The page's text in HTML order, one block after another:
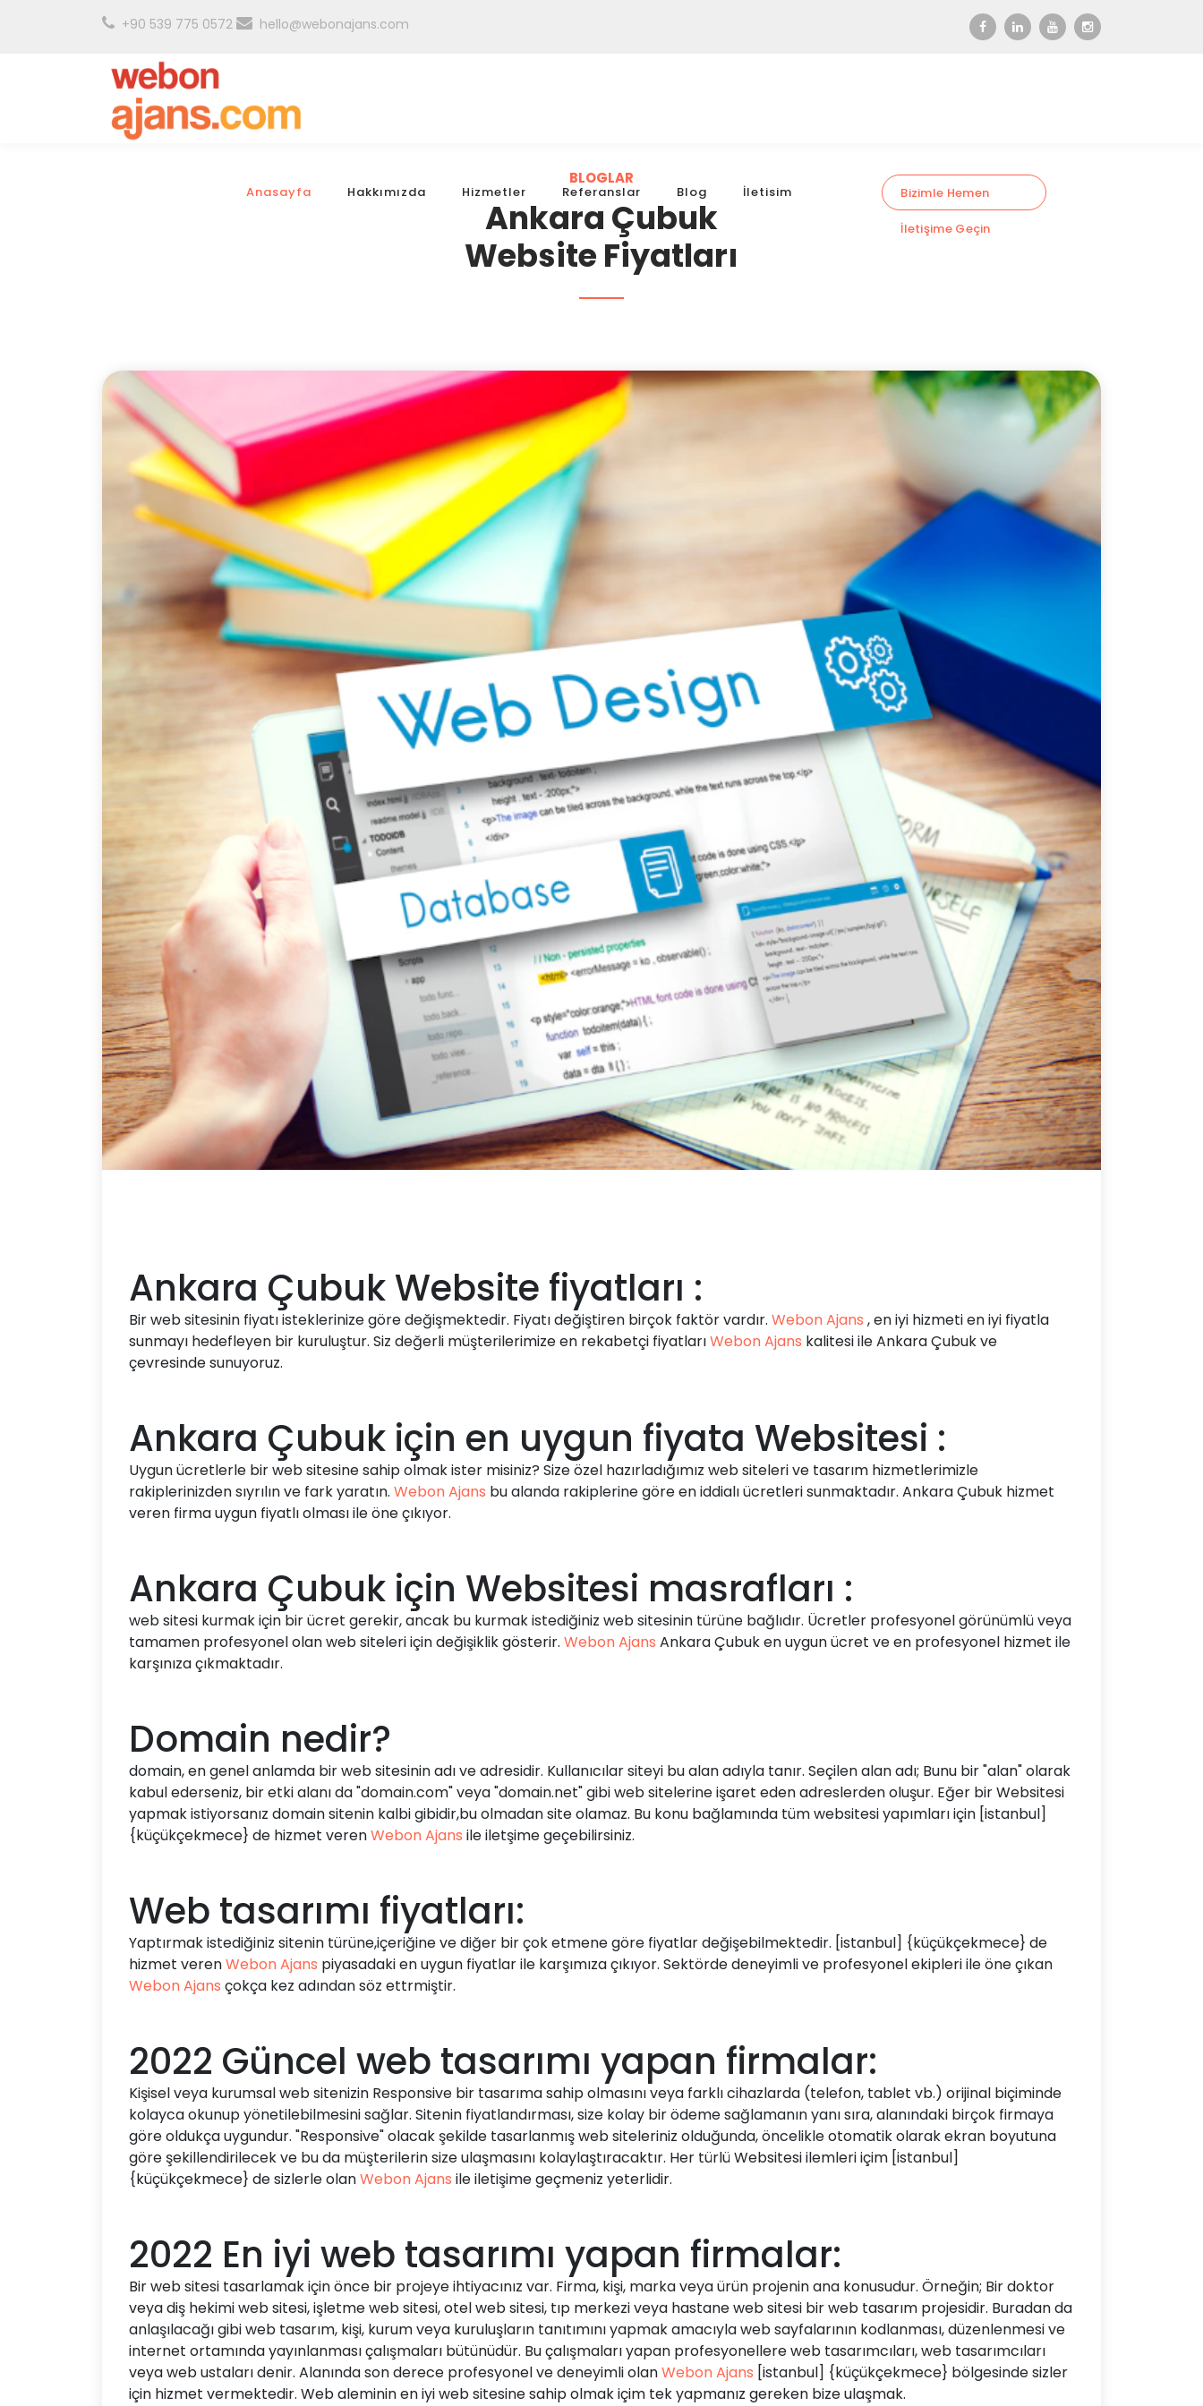
+90 539 775 0572 hello@webonajans.com
Anasayfa Hakkımızda Hizmetler Referanslar Blog İletisim Bizimle Hemen
İletişime Geçin
BLOGLAR
Ankara Çubuk
Website Fiyatları
Ankara Çubuk Website fiyatları :
Bir web sitesinin fiyatı isteklerinize göre değişmektedir. Fiyatı değiştiren birçok faktör vardır. Webon Ajans , en iyi hizmeti en iyi fiyatla
sunmayı hedefleyen bir kuruluştur. Siz değerli müşterilerimize en rekabetçi fiyatlarıWebon Ajans kalitesi ile Ankara Çubuk ve
çevresinde sunuyoruz.
Ankara Çubuk için en uygun fiyata Websitesi :
Uygun ücretlerle bir web sitesine sahip olmak ister misiniz? Size özel hazırladığımız web siteleri ve tasarım hizmetlerimizle
rakiplerinizden sıyrılın ve fark yaratın. Webon Ajans bu alanda rakiplerine göre en iddialı ücretleri sunmaktadır. Ankara Çubuk hizmet
veren firma uygun fiyatlı olması ile öne çıkıyor.
Ankara Çubuk için Websitesi masrafları :
web sitesi kurmak için bir ücret gerekir, ancak bu kurmak istediğiniz web sitesinin türüne bağlıdır. Ücretler profesyonel görünümlü veya
tamamen profesyonel olan web siteleri için değişiklik gösterir. Webon Ajans Ankara Çubuk en uygun ücret ve en profesyonel hizmet ile
karşınıza çıkmaktadır.
Domain nedir?
domain, en genel anlamda bir web sitesinin adı ve adresidir. Kullanıcılar siteyi bu alan adıyla tanır. Seçilen alan adı; Bunu bir "alan" olarak
kabul ederseniz, bir etki alanı da "domain.com" veya "domain.net" gibi web sitelerine işaret eden adreslerden oluşur. Eğer bir Websitesi
yapmak istiyorsanız domain sitenin kalbi gibidir,bu olmadan site olamaz. Bu konu bağlamında tüm websitesi yapımları için [istanbul]
{küçükçekmece} de hizmet verenWebon Ajans ile iletşime geçebilirsiniz.
Web tasarımı fiyatları:
Yaptırmak istediğiniz sitenin türüne,içeriğine ve diğer bir çok etmene göre fiyatlar değişebilmektedir. [istanbul] {küçükçekmece} de
hizmet verenWebon Ajans piyasadaki en uygun fiyatlar ile karşımıza çıkıyor. Sektörde deneyimli ve profesyonel ekipleri ile öne çıkan
Webon Ajans çokça kez adından söz ettrmiştir.
2022 Güncel web tasarımı yapan firmalar:
Kişisel veya kurumsal web sitenizin Responsive bir tasarıma sahip olmasını veya farklı cihazlarda (telefon, tablet vb.) orijinal biçiminde
kolayca okunup yönetilebilmesini sağlar. Sitenin fiyatlandırması, size kolay bir ödeme sağlamanın yanı sıra, alanındaki birçok firmaya
göre oldukça uygundur. "Responsive" olacak şekilde tasarlanmış web siteleriniz olduğunda, öncelikle otomatik olarak ekran boyutuna
göre şekillendirilecek ve bu da müşterilerin size ulaşmasını kolaylaştıracaktır. Her türlü Websitesi ilemleri içim [istanbul]
{küçükçekmece} de sizlerle olanWebon Ajans ile iletişime geçmeniz yeterlidir.
2022 En iyi web tasarımı yapan firmalar:
Bir web sitesi tasarlamak için önce bir projeye ihtiyacınız var. Firma, kişi, marka veya ürün projenin ana konusudur. Örneğin; Bir doktor
veya diş hekimi web sitesi, işletme web sitesi, otel web sitesi, tıp merkezi veya hastane web sitesi bir web tasarım projesidir. Buradan da
anlaşılacağı gibi web tasarım, kişi, kurum veya kuruluşların tanıtımını yapmak amacıyla web sayfalarının kodlanması, düzenlenmesi ve
internet ortamında yayınlanması çalışmaları bütünüdür. Bu çalışmaları yapan profesyonellere web tasarımcıları, web tasarımcıları
veya web ustaları denir. Alanında son derece profesyonel ve deneyimli olanWebon Ajans [istanbul] {küçükçekmece} bölgesinde sizler
için hizmet vermektedir. Web aleminin en iyi web sitesine sahip olmak içim tek yapmanız gereken bize ulaşmak.